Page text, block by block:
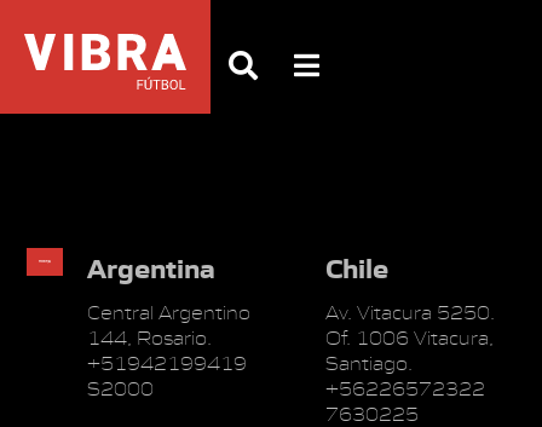
Argentina
Central Argentino
144, Rosario.
+51942199419
S2000
Chile
Av. Vitacura 5250.
Of. 1006 Vitacura,
Santiago.
+56226572322
7630225